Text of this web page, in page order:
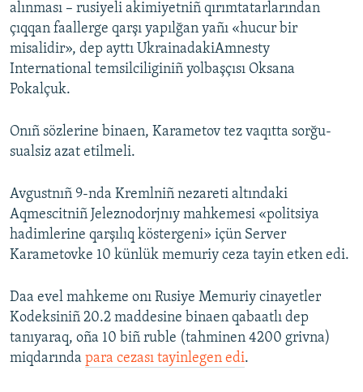
alınması – rusiyeli akimiyetniñ qırımtatarlarından
çıqqan faallerge qarşı yapılğan yañı «hucur bir
misalidir», dep ayttı UkrainadakiAmnesty
International temsilciliginiñ yolbaşçısı Oksana
Pokalçuk.
Onıñ sözlerine binaen, Karametov tez vaqıtta sorğu-
sualsiz azat etilmeli.
Avgustnıñ 9-nda Kremlniñ nezareti altındaki
Aqmescitniñ Jeleznodorjnıy mahkemesi «politsiya
hadimlerine qarşılıq köstergeni» içün Server
Karametovke 10 künlük memuriy ceza tayin etken edi.
Daa evel mahkeme onı Rusiye Memuriy cinayetler
Kodeksiniñ 20.2 maddesine binaen qabaatlı dep
tanıyaraq, oña 10 biñ ruble (tahminen 4200 grivna)
miqdarında para cezası tayinlegen edi.